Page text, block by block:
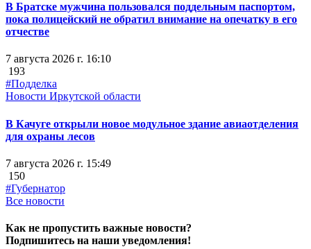
В Братске мужчина пользовался поддельным паспортом,
пока полицейский не обратил внимание на опечатку в его
отчестве
7 августа 2026 г. 16:10
193
#Подделка
Новости Иркутской области
В Качуге открыли новое модульное здание авиаотделения
для охраны лесов
7 августа 2026 г. 15:49
150
#Губернатор
Все новости
Как не пропустить важные новости?
Подпишитесь на наши уведомления!